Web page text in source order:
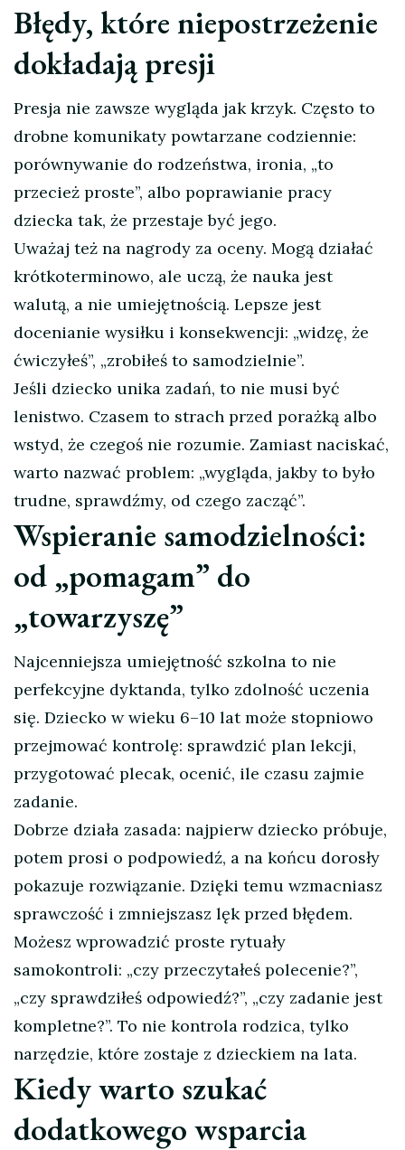
Błędy, które niepostrzeżenie
dokładają presji
Presja nie zawsze wygląda jak krzyk. Często to
drobne komunikaty powtarzane codziennie:
porównywanie do rodzeństwa, ironia, „to
przecież proste”, albo poprawianie pracy
dziecka tak, że przestaje być jego.
Uważaj też na nagrody za oceny. Mogą działać
krótkoterminowo, ale uczą, że nauka jest
walutą, a nie umiejętnością. Lepsze jest
docenianie wysiłku i konsekwencji: „widzę, że
ćwiczyłeś”, „zrobiłeś to samodzielnie”.
Jeśli dziecko unika zadań, to nie musi być
lenistwo. Czasem to strach przed porażką albo
wstyd, że czegoś nie rozumie. Zamiast naciskać,
warto nazwać problem: „wygląda, jakby to było
trudne, sprawdźmy, od czego zacząć”.
Wspieranie samodzielności:
od „pomagam” do
„towarzyszę”
Najcenniejsza umiejętność szkolna to nie
perfekcyjne dyktanda, tylko zdolność uczenia
się. Dziecko w wieku 6–10 lat może stopniowo
przejmować kontrolę: sprawdzić plan lekcji,
przygotować plecak, ocenić, ile czasu zajmie
zadanie.
Dobrze działa zasada: najpierw dziecko próbuje,
potem prosi o podpowiedź, a na końcu dorosły
pokazuje rozwiązanie. Dzięki temu wzmacniasz
sprawczość i zmniejszasz lęk przed błędem.
Możesz wprowadzić proste rytuały
samokontroli: „czy przeczytałeś polecenie?”,
„czy sprawdziłeś odpowiedź?”, „czy zadanie jest
kompletne?”. To nie kontrola rodzica, tylko
narzędzie, które zostaje z dzieckiem na lata.
Kiedy warto szukać
dodatkowego wsparcia